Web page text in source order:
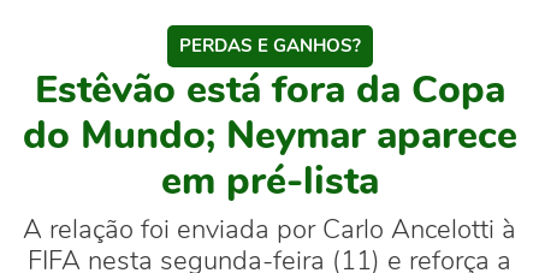
PERDAS E GANHOS?
Estêvão está fora da Copa
do Mundo; Neymar aparece
em pré-lista
A relação foi enviada por Carlo Ancelotti à
FIFA nesta segunda-feira (11) e reforça a